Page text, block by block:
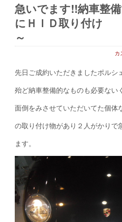
急いでます!!納車整
にＨＩＤ取り付け
～
カ
先日ご成約いただきましたポルシ
殆ど納車整備的なものも必要ない
面倒をみさせていただいてた個体
の取り付け物があり２人がかりで
ます。